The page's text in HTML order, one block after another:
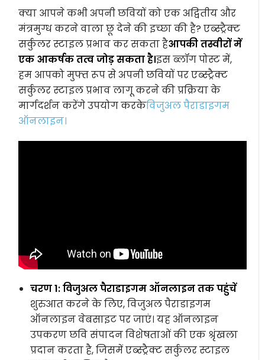
क्या आपने कभी अपनी छवियों को एक अद्वितीय और
मंत्रमुग्ध करने वाला छू देने की इच्छा की है? एब्स्ट्रैक्ट
सर्कुलर स्टाइल प्रभाव कर सकता हैआपकी तस्वीरों में
एक आकर्षक तत्व जोड़ सकता है।इस ब्लॉग पोस्ट में,
हम आपको मुफ्त रूप से अपनी छवियों पर एब्स्ट्रैक्ट
सर्कुलर स्टाइल प्रभाव लागू करने की प्रक्रिया के
मार्गदर्शन करेंगे उपयोग करकेविजुअल पैराडाइगम
ऑनलाइन।
चरण 1: विजुअल पैराडाइगम ऑनलाइन तक पहुंचें
शुरुआत करने के लिए, विजुअल पैराडाइगम
ऑनलाइन वेबसाइट पर जाएं। यह ऑनलाइन
उपकरण छवि संपादन विशेषताओं की एक श्रृंखला
प्रदान करता है, जिसमें एब्स्ट्रैक्ट सर्कुलर स्टाइल